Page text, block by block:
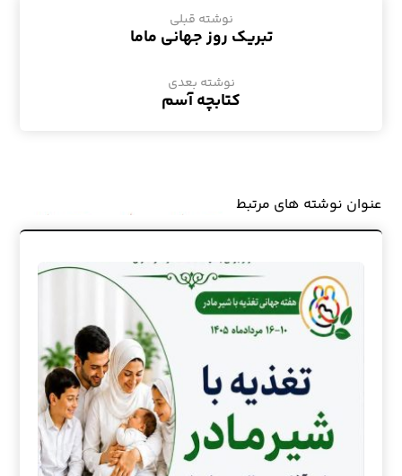
نوشته قبلی
تبریک روز جهانی ماما
نوشته بعدی
کتابچه آسم
عنوان ‫نوشته های مرتبط